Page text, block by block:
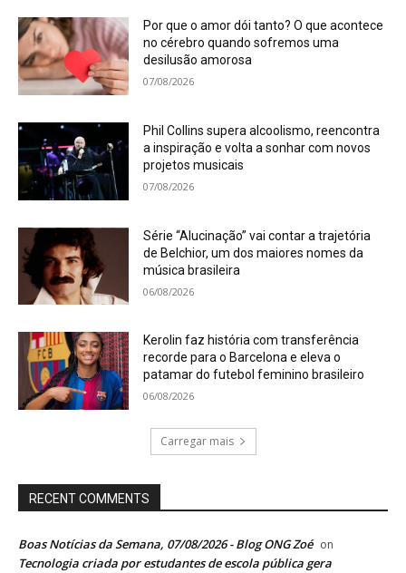
Por que o amor dói tanto? O que acontece
no cérebro quando sofremos uma
desilusão amorosa
07/08/2026
Phil Collins supera alcoolismo, reencontra
a inspiração e volta a sonhar com novos
projetos musicais
07/08/2026
Série “Alucinação” vai contar a trajetória
de Belchior, um dos maiores nomes da
música brasileira
06/08/2026
Kerolin faz história com transferência
recorde para o Barcelona e eleva o
patamar do futebol feminino brasileiro
06/08/2026
Carregar mais
RECENT COMMENTS
Boas Notícias da Semana, 07/08/2026 - Blog ONG Zoé on
Tecnologia criada por estudantes de escola pública gera